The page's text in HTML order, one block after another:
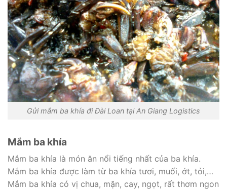
Gửi mắm ba khía đi Đài Loan tại An Giang Logistics
Mắm ba khía
Mắm ba khía là món ăn nổi tiếng nhất của ba khía.
Mắm ba khía được làm từ ba khía tươi, muối, ớt, tỏi,…
Mắm ba khía có vị chua, mặn, cay, ngọt, rất thơm ngon